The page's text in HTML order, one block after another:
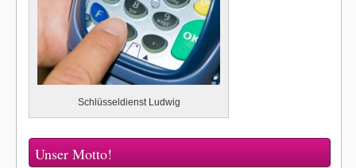
Schlüsseldienst Ludwig
Unser Motto!